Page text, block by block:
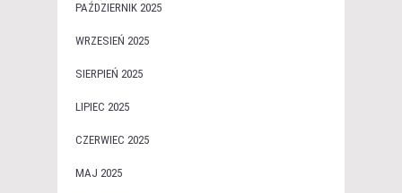
PAŹDZIERNIK 2025
WRZESIEŃ 2025
SIERPIEŃ 2025
LIPIEC 2025
CZERWIEC 2025
MAJ 2025